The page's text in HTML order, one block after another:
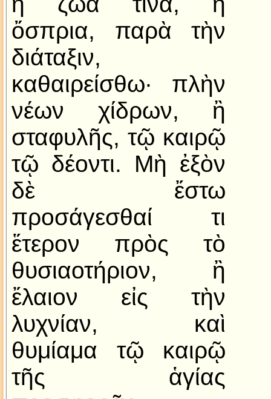
ὄσπρια, παρὰ τὴν
διάταξιν,
καθαιρείσθω· πλὴν
νέων χίδρων, ἢ
σταφυλῆς, τῷ καιρῷ
τῷ δέοντι. Μὴ ἐξὸν
δὲ ἔστω
προσάγεσθαί τι
ἕτερον πρὸς τὸ
θυσιαοτήριον, ἢ
ἔλαιον εἰς τὴν
λυχνίαν, καὶ
θυμίαμα τῷ καιρῷ
τῆς ἁγίας